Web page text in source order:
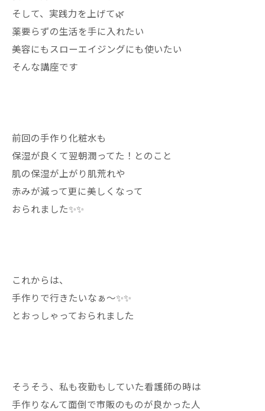
そして、実践力を上げて🌿
薬要らずの生活を手に入れたい
美容にもスローエイジングにも使いたい
そんな講座です
前回の手作り化粧水も
保湿が良くて翌朝潤ってた！とのこと
肌の保湿が上がり肌荒れや
赤みが減って更に美しくなって
おられました✨✨
これからは、
手作りで行きたいなぁ〜✨✨
とおっしゃっておられました
そうそう、私も夜勤もしていた看護師の時は
手作りなんて面倒で市販のものが良かった人